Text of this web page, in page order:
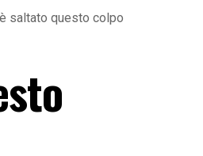
saltato questo colpo